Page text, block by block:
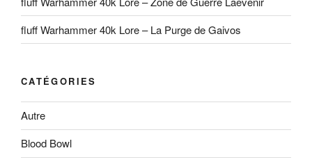
fluff Warhammer 40k Lore – La Purge de Gaivos
CATÉGORIES
Autre
Blood Bowl